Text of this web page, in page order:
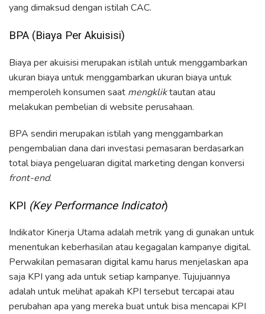
yang dimaksud dengan istilah CAC.
BPA (Biaya Per Akuisisi)
Biaya per akuisisi merupakan istilah untuk menggambarkan
ukuran biaya untuk menggambarkan ukuran biaya untuk
memperoleh konsumen saat mengkliktautan atau
melakukan pembelian di website perusahaan.
BPA sendiri merupakan istilah yang menggambarkan
pengembalian dana dari investasi pemasaran berdasarkan
total biaya pengeluaran digital marketing dengan konversi
front-end.
KPI (Key Performance Indicator)
Indikator Kinerja Utama adalah metrik yang di gunakan untuk
menentukan keberhasilan atau kegagalan kampanye digital.
Perwakilan pemasaran digital kamu harus menjelaskan apa
saja KPI yang ada untuk setiap kampanye. Tujujuannya
adalah untuk melihat apakah KPI tersebut tercapai atau
perubahan apa yang mereka buat untuk bisa mencapai KPI